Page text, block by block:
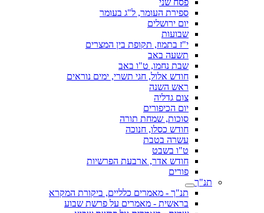
פסח שני
ספירת העומר, ל"ג בעומר
יום ירושלים
שבועות
י"ז בתמוז, תקופת בין המצרים
תשעה באב
שבת נחמו, ט"ו באב
חודש אלול, חגי תשרי, ימים נוראים
ראש השנה
צום גדליה
יום הכיפורים
סוכות, שמחת תורה
חודש כסלו, חנוכה
עשרה בטבת
ט"ו בשבט
חודש אדר, ארבעת הפרשיות
פורים
תנ"ך
תנ"ך - מאמרים כלליים, ביקורת המקרא
בראשית - מאמרים על פרשת שבוע